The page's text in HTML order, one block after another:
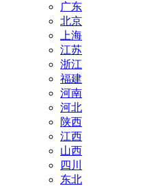
广东
北京
上海
江苏
浙江
福建
河南
河北
陕西
江西
山西
四川
东北